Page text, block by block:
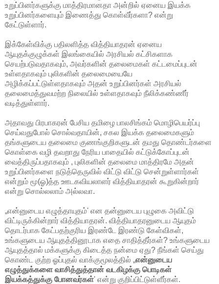
உறுப்பினர்களுக்கு மாத்திரமானதா அன்றில் ஏனைய இயக்க
உறுப்பினர்களையும் இணைத்து கொள்வீர்களா? என்று
கேட்டுள்ளார்.
இக்கேள்விக்கு பதிலளித்த வித்தியாதரன் ஏனைய
ஆயுதக்குழுக்கள் இலங்கையில் அரசியல் கட்சிகளாக
செயற்படுவதாகவும், அவர்களின் தலைமைகள் கட்டமைப்புடன்
உள்ளதாகவும் புலிகளின் தலைமையையே
அழிக்கப்பட்டுள்ளதாகவும் அதன் உறுப்பினர்கள் அரசியல்
தலைமைத்துவமற்ற நிலையில் உள்ளதாகவும் நீலிக்கண்ணீர்
வடித்துள்ளார்.
அதாவது பிரபாகரன் பேசிய தமிழை பாலசிங்கம் மொழிபெயர்ப்பு
செய்வதுபோல் சொல்வதாயின், சகல இயக்க தலைமைகளும்
தங்களுடைய தலைமை குணங்குறிகளுடன் தமது தொண்டர்களை
கொள்கை வழி தவறாது நேரிய பாதையில் கட்டுக்கோப்புடன்
வைத்திருப்பதாகவும் , புலிகளின் தலைமை மாத்திரமே அதன்
உறுப்பினர்களை நடுத்தெருவில் விட்டு விட்டு சென்றுள்ளார்கள்
என்றும் மூ(ஓ)த்த ஊடகவியலாளர் வித்தியாதரன் கூறுகின்றார்
என்று சொல்லலாம் அல்லவா.
„என்னுடைய எழுத்தாயுதம்' என தன்னுடைய புழுகை அவிட்டு
விட்டிருக்கின்றார் வித்தியாதரன். வித்தியாதரனுடைய ஆயுதம்
தொடர்பாக கேட்பதற்குரிய இரண்டே இரண்டு கேள்விகள்,
உங்களுடைய ஆயுதத்தினூடாக எதை சாதித்தீர்கள்? உங்களுடைய
ஆயுதத்தால் மக்களுக்கு கிடைத்த நன்மை ஏது? நீங்கள் செய்து
கொண்ட குற்ற ஓப்புதல் வாக்குமூலத்தில் „என்னுடைய
எழுத்துக்களை வாசித்துத்தான் வடகிழக்கு பொடிகள்
இயக்கத்துக்கு போனவர்கள்' என்று குறிப்பிட்டுள்ளீர்கள்.